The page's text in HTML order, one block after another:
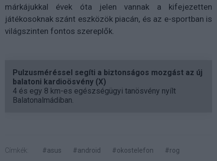
márkájukkal évek óta jelen vannak a kifejezetten
játékosoknak szánt eszközök piacán, és az e-sportban is
világszinten fontos szereplők.
Pulzusméréssel segíti a biztonságos mozgást az új
balatoni kardioösvény (X)
4 és egy 8 km-es egészségügyi tanösvény nyílt
Balatonalmádiban.
Címkék: #asus #android #okostelefon
#rog